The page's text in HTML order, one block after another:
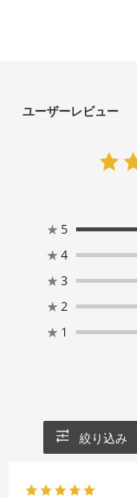
ユーザーレビュー
★ 5
★ 4
★ 3
★ 2
★ 1
絞り込み